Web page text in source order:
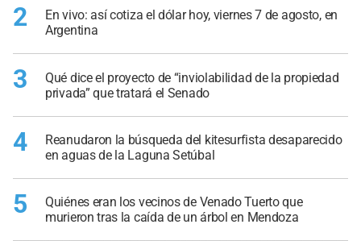
2
En vivo: así cotiza el dólar hoy, viernes 7 de agosto, en
Argentina
3
Qué dice el proyecto de “inviolabilidad de la propiedad
privada” que tratará el Senado
4
Reanudaron la búsqueda del kitesurfista desaparecido
en aguas de la Laguna Setúbal
5
Quiénes eran los vecinos de Venado Tuerto que
murieron tras la caída de un árbol en Mendoza